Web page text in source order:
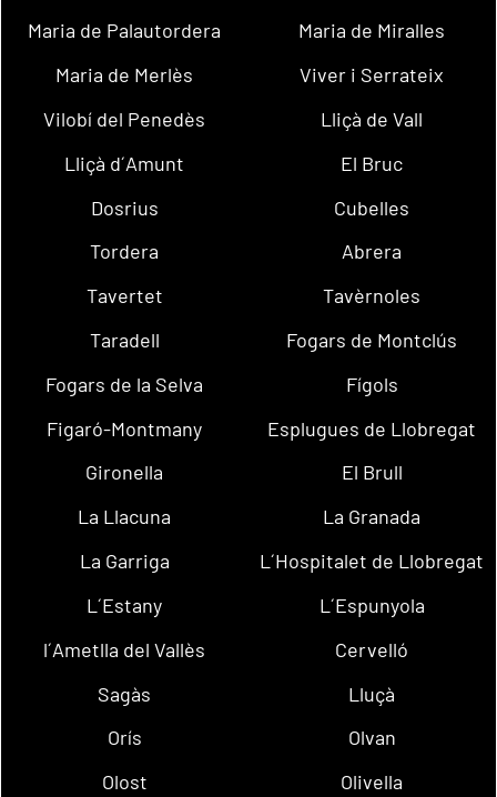
Maria de Palautordera
Maria de Miralles
Maria de Merlès
Viver i Serrateix
Vilobí del Penedès
Lliçà de Vall
Lliçà d´Amunt
El Bruc
Dosrius
Cubelles
Tordera
Abrera
Tavertet
Tavèrnoles
Taradell
Fogars de Montclús
Fogars de la Selva
Fígols
Figaró-Montmany
Esplugues de Llobregat
Gironella
El Brull
La Llacuna
La Granada
La Garriga
L´Hospitalet de Llobregat
L´Estany
L´Espunyola
l´Ametlla del Vallès
Cervelló
Sagàs
Lluçà
Orís
Olvan
Olost
Olivella